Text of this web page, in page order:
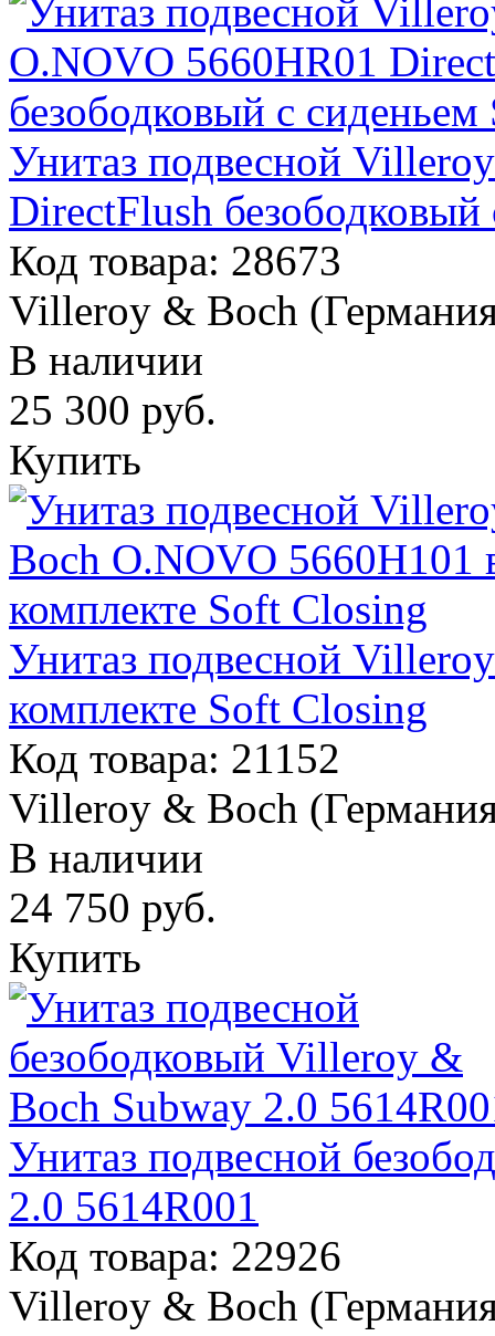
Унитаз подвесной
DirectFlush
Код товара: 28673
Villeroy & Boch
В наличии
25 300 руб.
Купить
Унитаз подвесной
комплекте Soft Closing
Код товара: 21152
Villeroy & Boch
В наличии
24 750 руб.
Купить
Унитаз подвесной
2.0 5614R001
Код товара: 22926
Villeroy & Boch